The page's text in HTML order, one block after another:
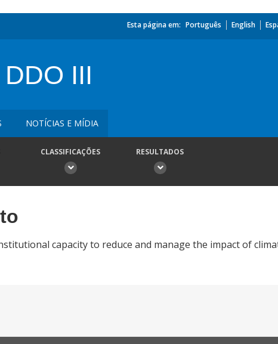
Esta página em: Português English
III
NOTÍCIAS E MÍDIA
CLASSIFICAÇÕES RESULTADOS
capacity to reduce and manage the impact of